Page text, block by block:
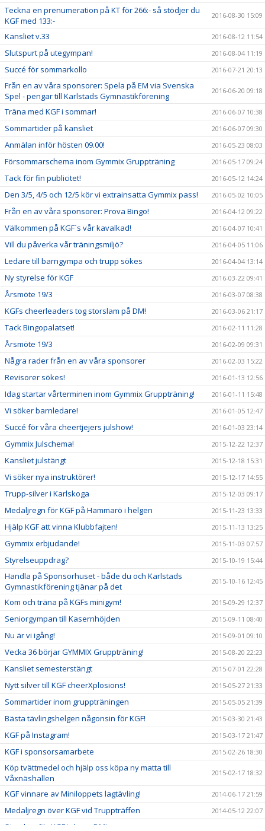
Teckna en prenumeration på KT för 266:- så stödjer du
KGF med 133:-
2016-08-30 15:09
Kansliet v.33 2016-08-12 11:54
Slutspurt på utegympan! 2016-08-04 11:19
Succé för sommarkollo 2016-07-21 20:13
Från en av våra sponsorer: Spela på EM via Svenska
Spel - pengar till Karlstads Gymnastikförening
2016-06-20 09:18
Träna med KGF i sommar! 2016-06-07 10:38
Sommartider på kansliet 2016-06-07 09:30
Anmälan inför hösten 09.00! 2016-05-23 08:03
Försommarschema inom Gymmix Gruppträning 2016-05-17 09:24
Tack för fin publicitet! 2016-05-12 14:24
Den 3/5, 4/5 och 12/5 kör vi extrainsatta Gymmix pass! 2016-05-02 10:05
Från en av våra sponsorer: Prova Bingo! 2016-04-12 09:22
Välkommen på KGF`s vår kavalkad! 2016-04-07 10:41
Vill du påverka vår träningsmiljö? 2016-04-05 11:06
Ledare till barngympa och trupp sökes 2016-04-04 13:14
Ny styrelse för KGF 2016-03-22 09:41
Årsmöte 19/3 2016-03-07 08:38
KGFs cheerleaders tog storslam på DM! 2016-03-06 21:17
Tack Bingopalatset! 2016-02-11 11:28
Årsmöte 19/3 2016-02-09 09:31
Några rader från en av våra sponsorer 2016-02-03 15:22
Revisorer sökes! 2016-01-13 12:56
Idag startar vårterminen inom Gymmix Gruppträning! 2016-01-11 15:48
Vi söker barnledare! 2016-01-05 12:47
Succé för våra cheertjejers julshow! 2016-01-03 23:14
Gymmix Julschema! 2015-12-22 12:37
Kansliet julstängt 2015-12-18 15:31
Vi söker nya instruktörer! 2015-12-17 14:55
Trupp-silver i Karlskoga 2015-12-03 09:17
Medaljregn för KGF på Hammarö i helgen 2015-11-23 13:33
Hjälp KGF att vinna Klubbfajten! 2015-11-13 13:25
Gymmix erbjudande! 2015-11-03 07:57
Styrelseuppdrag? 2015-10-19 15:44
Handla på Sponsorhuset - både du och Karlstads
Gymnastikförening tjänar på det
2015-10-16 12:45
Kom och träna på KGFs minigym! 2015-09-29 12:37
Seniorgympan till Kasernhöjden 2015-09-11 08:40
Nu är vi igång! 2015-09-01 09:10
Vecka 36 börjar GYMMIX Gruppträning! 2015-08-20 22:23
Kansliet semesterstängt 2015-07-01 22:28
Nytt silver till KGF cheerXplosions! 2015-05-27 21:33
Sommartider inom gruppträningen 2015-05-05 21:39
Bästa tävlingshelgen någonsin för KGF! 2015-03-30 21:43
KGF på Instagram! 2015-03-17 21:47
KGF i sponsorsamarbete 2015-02-26 18:30
Köp tvättmedel och hjälp oss köpa ny matta till
Våxnäshallen
2015-02-17 18:32
KGF vinnare av Miniloppets lagtävling! 2014-06-17 21:59
Medaljregn över KGF vid Truppträffen 2014-05-12 22:07
Storslam för KGF i cheer-DM!